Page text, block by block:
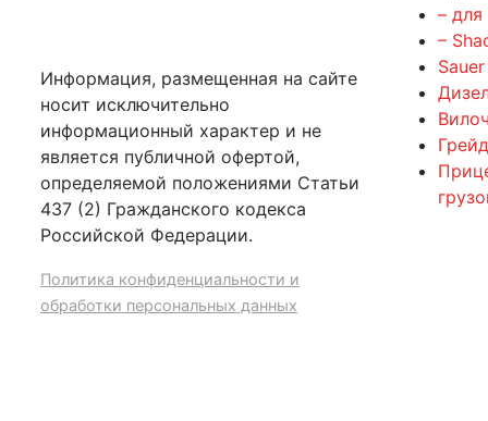
Информация, размещенная на сайте
носит исключительно
информационный характер и не
является публичной офертой,
определяемой положениями Статьи
437 (2) Гражданского кодекса
Российской Федерации.
Политика конфиденциальности и
обработки персональных данных
–
–